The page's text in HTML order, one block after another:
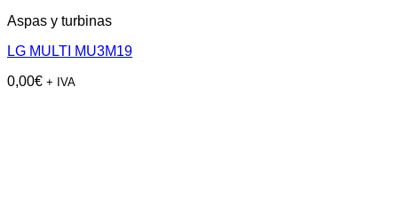
Aspas y turbinas
LG MULTI MU3M19
0,00€ + IVA